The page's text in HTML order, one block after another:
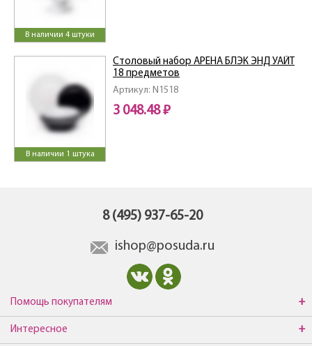
В наличии 4 штуки
В наличии 1 штука
Артикул: N1518
Столовый набор АРЕНА БЛЭК ЭНД УАЙТ
18 предметов
3 048.48 ₽
8 (495) 937-65-20
ishop@posuda.ru
Помощь покупателям
Интересное